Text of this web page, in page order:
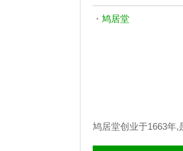
・ 鸠居堂
鸠居堂创业于1663年,